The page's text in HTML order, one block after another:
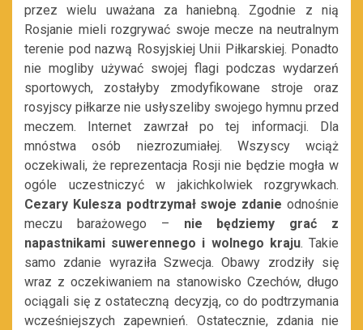
przez wielu uważana za haniebną. Zgodnie z nią
Rosjanie mieli rozgrywać swoje mecze na neutralnym
terenie pod nazwą Rosyjskiej Unii Piłkarskiej. Ponadto
nie mogliby używać swojej flagi podczas wydarzeń
sportowych, zostałyby zmodyfikowane stroje oraz
rosyjscy piłkarze nie usłyszeliby swojego hymnu przed
meczem. Internet zawrzał po tej informacji. Dla
mnóstwa osób niezrozumiałej. Wszyscy wciąż
oczekiwali, że reprezentacja Rosji nie będzie mogła w
ogóle uczestniczyć w jakichkolwiek rozgrywkach.
Cezary Kulesza podtrzymał swoje zdanie odnośnie
meczu barażowego – nie będziemy grać z
napastnikami suwerennego i wolnego kraju. Takie
samo zdanie wyraziła Szwecja. Obawy zrodziły się
wraz z oczekiwaniem na stanowisko Czechów, długo
ociągali się z ostateczną decyzją, co do podtrzymania
wcześniejszych zapewnień. Ostatecznie, zdania nie